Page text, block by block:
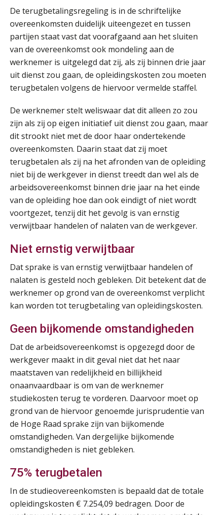
De terugbetalingsregeling is in de schriftelijke
overeenkomsten duidelijk uiteengezet en tussen
partijen staat vast dat voorafgaand aan het sluiten
van de overeenkomst ook mondeling aan de
werknemer is uitgelegd dat zij, als zij binnen drie jaar
uit dienst zou gaan, de opleidingskosten zou moeten
terugbetalen volgens de hiervoor vermelde staffel.
De werknemer stelt weliswaar dat dit alleen zo zou
zijn als zij op eigen initiatief uit dienst zou gaan, maar
dit strookt niet met de door haar ondertekende
overeenkomsten. Daarin staat dat zij moet
terugbetalen als zij na het afronden van de opleiding
niet bij de werkgever in dienst treedt dan wel als de
arbeidsovereenkomst binnen drie jaar na het einde
van de opleiding hoe dan ook eindigt of niet wordt
voortgezet, tenzij dit het gevolg is van ernstig
verwijtbaar handelen of nalaten van de werkgever.
Niet ernstig verwijtbaar
Dat sprake is van ernstig verwijtbaar handelen of
nalaten is gesteld noch gebleken. Dit betekent dat de
werknemer op grond van de overeenkomst verplicht
kan worden tot terugbetaling van opleidingskosten.
Geen bijkomende omstandigheden
Dat de arbeidsovereenkomst is opgezegd door de
werkgever maakt in dit geval niet dat het naar
maatstaven van redelijkheid en billijkheid
onaanvaardbaar is om van de werknemer
studiekosten terug te vorderen. Daarvoor moet op
grond van de hiervoor genoemde jurisprudentie van
de Hoge Raad sprake zijn van bijkomende
omstandigheden. Van dergelijke bijkomende
omstandigheden is niet gebleken.
75% terugbetalen
In de studieovereenkomsten is bepaald dat de totale
opleidingskosten € 7.254,09 bedragen. Door de
11
AUG
Practical Diploma in Payroll Administration (PDL®)
Markus Verbeek Praehep
14
AUG
HBO Programma Manager Payroll Services & Benefits
Markus Verbeek Praehep
17
AUG
Module Arbeidsrecht en Sociale Zekerheid VPS
Markus Verbeek Praehep
AUG
Module Loonheffingen PDL
Markus Verbeek Praehep
24
AUG
Module Loonheffingen VPS
Markus Verbeek Praehep
AUG
Summercourse Update loonheffingen en arbeidsrecht
MOCuitgevers
25
AUG
MOCuitgevers
25
AUG
Summercourse: Een mindset die kansen ziet en vertrouwen geeft
MOCuitgevers
25
MOCuitgevers
25
AUG
Summercourse Werkkostenregeling
MOCuitgevers